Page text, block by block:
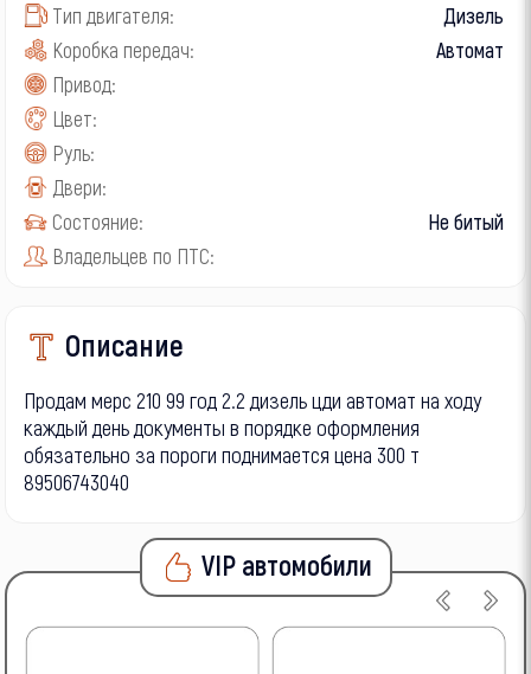
Тип двигателя:
Дизель
Коробка передач:
Автомат
Привод:
Цвет:
Руль:
Двери:
Состояние:
Не битый
Владельцев по ПТС:
Описание
Продам мерс 210 99 год 2.2 дизель цди автомат на ходу
каждый день документы в порядке оформления
обязательно за пороги поднимается цена 300 т
89506743040
VIP автомобили